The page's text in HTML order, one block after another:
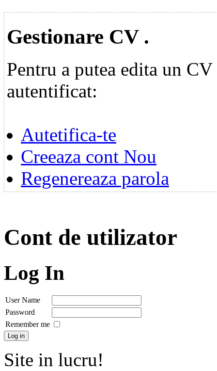
Gestionare CV .
Pentru a putea edita un
autentificat:
Autetifica-te
Creeaza cont Nou
Regenereaza parola
Cont de utilizator
Log In
User Name
Password
Remember me
Site in lucru!